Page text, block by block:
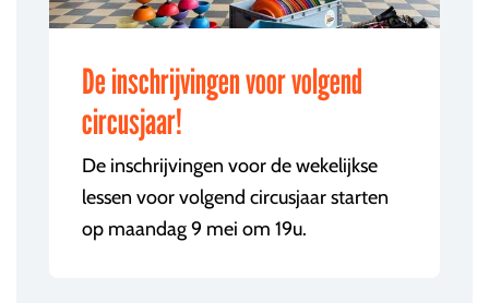
De inschrijvingen voor volgend
circusjaar!
De inschrijvingen voor de wekelijkse
lessen voor volgend circusjaar starten
op maandag 9 mei om 19u.